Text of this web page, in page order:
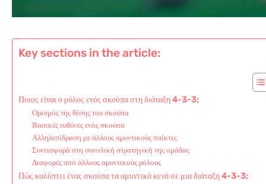
Key sections in the article:
Ποιος είναι ο ρόλος ενός σκούπα στη διάταξη 4-3-3;
Ορισμός της θέσης του σκούπα
Βασικές ευθύνες ενός σκούπα
Αλληλεπίδραση με άλλους αμυντικούς παίκτες
Συνεισφορά στη συνολική στρατηγική της ομάδας
Διαφορές από άλλους αμυντικούς ρόλους
Πώς καλύπτει ένας σκούπα τα αμυντικά κενά σε μια διάταξη 4-3-3;